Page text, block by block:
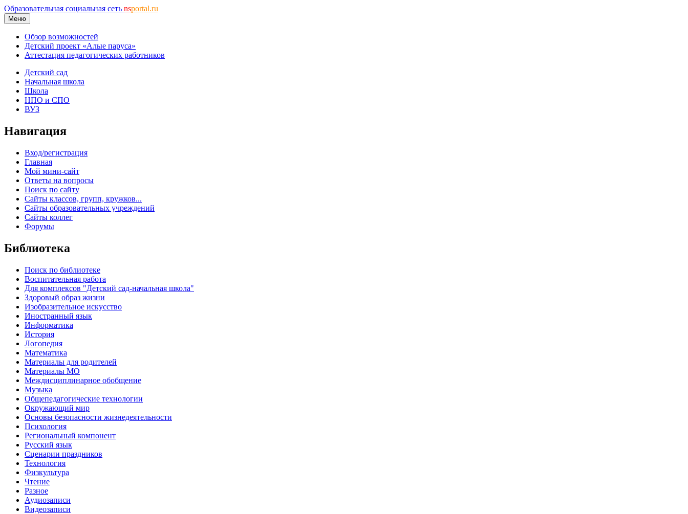
Образовательная социальная сеть nsportal.ru
Меню
Обзор возможностей
Детский проект «Алые паруса»
Аттестация педагогических работников
Детский сад
Начальная школа
Школа
НПО и СПО
ВУЗ
Навигация
Вход/регистрация
Главная
Мой мини-сайт
Ответы на вопросы
Поиск по сайту
Сайты классов, групп, кружков...
Сайты образовательных учреждений
Сайты коллег
Форумы
Библиотека
Поиск по библиотеке
Воспитательная работа
Для комплексов "Детский сад-начальная школа"
Здоровый образ жизни
Изобразительное искусство
Иностранный язык
Информатика
История
Логопедия
Математика
Материалы для родителей
Материалы МО
Междисциплинарное обобщение
Музыка
Общепедагогические технологии
Окружающий мир
Основы безопасности жизнедеятельности
Психология
Региональный компонент
Русский язык
Сценарии праздников
Технология
Физкультура
Чтение
Разное
Аудиозаписи
Видеозаписи